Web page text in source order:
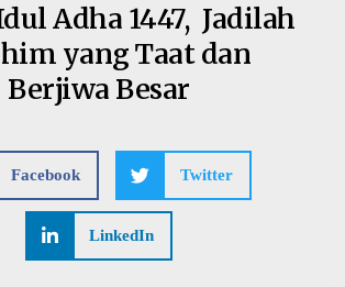
Adha 1447, Jadilah
yang Taat dan
Berjiwa Besar
Facebook Twitter
LinkedIn